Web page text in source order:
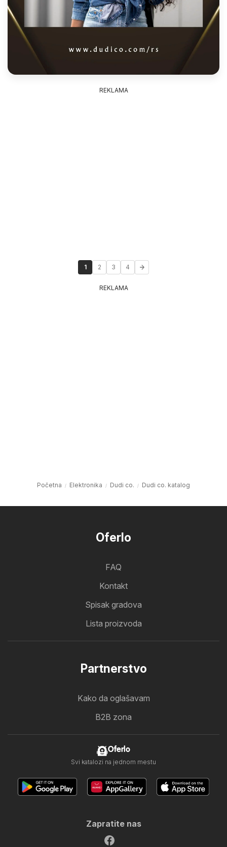
REKLAMA
1 2 3 4
REKLAMA
Početna Elektronika Dudi co. Dudi co. katalog
Oferlo
FAQ
Kontakt
Spisak gradova
Lista proizvoda
Partnerstvo
Kako da oglašavam
B2B zona
Oferlo
Svi katalozi na jednom mestu
Zapratite nas